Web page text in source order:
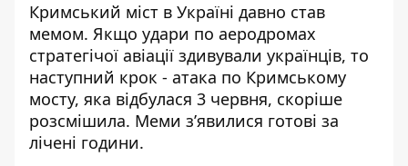
Кримський міст в Україні давно став
мемом. Якщо удари по аеродромах
стратегічої авіації здивували українців, то
наступний крок - атака по Кримському
мосту, яка відбулася 3 червня, скоріше
розсмішила. Меми зʼявилися готові за
лічені години.